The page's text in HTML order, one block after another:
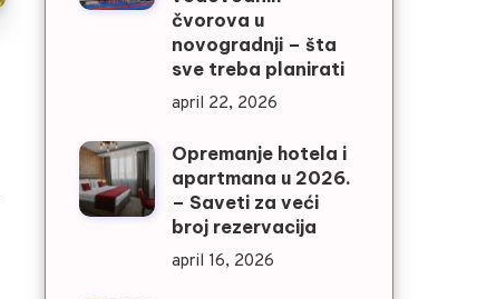
čvorova u
novogradnji – šta
sve treba planirati
april 22, 2026
Opremanje hotela i
apartmana u 2026.
– Saveti za veći
broj rezervacija
april 16, 2026